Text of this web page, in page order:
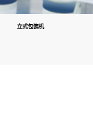
立式包装机